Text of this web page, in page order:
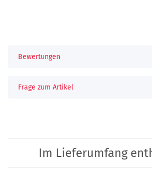
Bewertungen
Frage zum Artikel
Im Lieferumfang